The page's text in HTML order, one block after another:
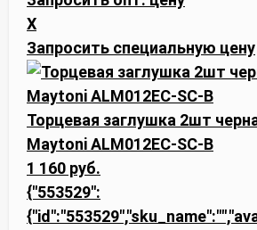
X
Запросить специальную цену
Торцевая заглушка 2шт
Maytoni ALM012EC-SC-B
1 160 руб.
{"553529":